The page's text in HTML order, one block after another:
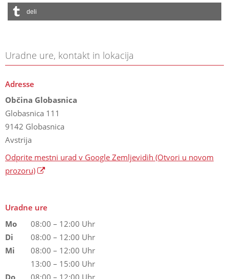
deli
Uradne ure, kontakt in lokacija
Adresse
Občina Globasnica
Globasnica 111
9142 Globasnica
Avstrija
Odprite mestni urad v Google Zemljevidih (Otvori u novom
prozoru)
Uradne ure
Mo
08:00 – 12:00 Uhr
Di
08:00 – 12:00 Uhr
Mi
08:00 – 12:00 Uhr
13:00 – 15:00 Uhr
Do
08:00 – 12:00 Uhr